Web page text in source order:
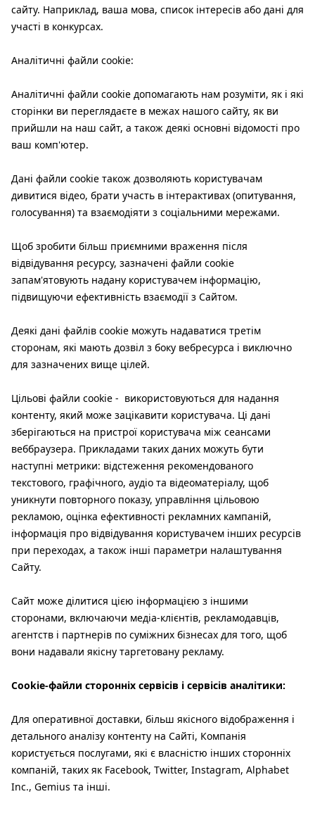
сайту. Наприклад, ваша мова, список інтересів або дані для
участі в конкурсах.
Аналітичні файли cookie:
Аналітичні файли cookie допомагають нам розуміти, як і які
сторінки ви переглядаєте в межах нашого сайту, як ви
прийшли на наш сайт, а також деякі основні відомості про
ваш комп'ютер.
Дані файли cookie також дозволяють користувачам
дивитися відео, брати участь в інтерактивах (опитування,
голосування) та взаємодіяти з соціальними мережами.
Щоб зробити більш приємними враження після
відвідування ресурсу, зазначені файли cookie
запам'ятовують надану користувачем інформацію,
підвищуючи ефективність взаємодії з Сайтом.
Деякі дані файлів cookie можуть надаватися третім
сторонам, які мають дозвіл з боку вебресурса і виключно
для зазначених вище цілей.
Цільові файли cookie - використовуються для надання
контенту, який може зацікавити користувача. Ці дані
зберігаються на пристрої користувача між сеансами
веббраузера. Прикладами таких даних можуть бути
наступні метрики: відстеження рекомендованого
текстового, графічного, аудіо та відеоматеріалу, щоб
уникнути повторного показу, управління цільовою
рекламою, оцінка ефективності рекламних кампаній,
інформація про відвідування користувачем інших ресурсів
при переходах, а також інші параметри налаштування
Сайту.
Сайт може ділитися цією інформацією з іншими
сторонами, включаючи медіа-клієнтів, рекламодавців,
агентств і партнерів по суміжних бізнесах для того, щоб
вони надавали якісну таргетовану рекламу.
Cookie-файли сторонніх сервісів і сервісів аналітики:
Для оперативної доставки, більш якісного відображення і
детального аналізу контенту на Сайті, Компанія
користується послугами, які є власністю інших сторонніх
компаній, таких як Facebook, Twitter, Instagram, Alphabet
Inc., Gemius та інші.